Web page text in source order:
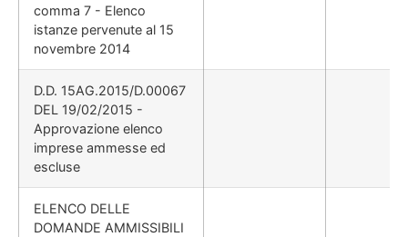
comma 7 - Elenco
istanze pervenute al 15
novembre 2014
D.D. 15AG.2015/D.00067
DEL 19/02/2015 -
Approvazione elenco
imprese ammesse ed
escluse
ELENCO DELLE
DOMANDE AMMISSIBILI